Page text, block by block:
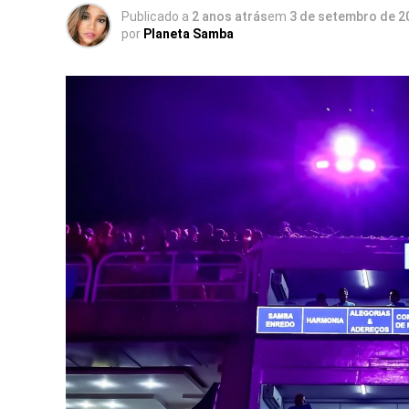
Publicado a 2 anos atrásem 3 de setembro de
por Planeta Samba